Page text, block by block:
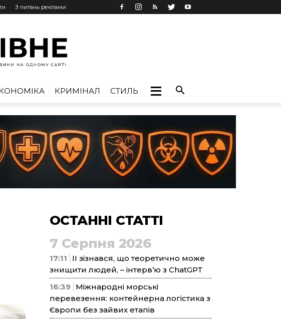
З питань реклами
КРИМІНАЛ СТИЛЬ
ОСТАННІ СТАТТІ
7 Серпня 2026
17:11
ІІ зізнався, що теоретично може
знищити людей, – інтерв’ю з ChatGPT
16:39 Міжнародні морські
перевезення: контейнерна логістика з
Європи без зайвих етапів